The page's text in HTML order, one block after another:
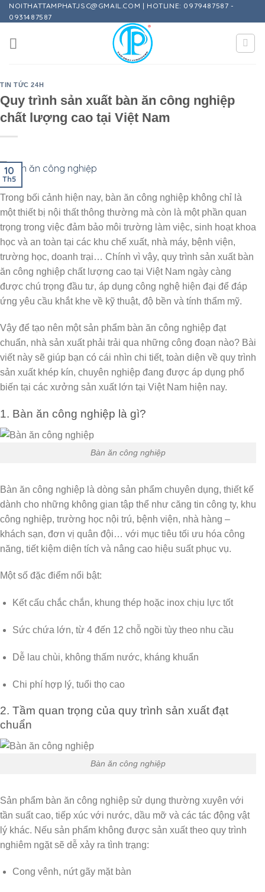
Skip
to
content
NOITHATTAMPHATJSC@GMAIL.COM | HOTLINE: 0979487587 -
0931487587
TIN TỨC 24H
Quy trình sản xuất bàn ăn công nghiệp
chất lượng cao tại Việt Nam
10
Th5
Trong bối cảnh hiện nay, bàn ăn công nghiệp không chỉ là
một thiết bị nội thất thông thường mà còn là một phần quan
trọng trong việc đảm bảo môi trường làm việc, sinh hoạt khoa
học và an toàn tại các khu chế xuất, nhà máy, bệnh viện,
trường học, doanh trại… Chính vì vậy, quy trình sản xuất bàn
ăn công nghiệp chất lượng cao tại Việt Nam ngày càng
được chú trọng đầu tư, áp dụng công nghệ hiện đại để đáp
ứng yêu cầu khắt khe về kỹ thuật, độ bền và tính thẩm mỹ.
Vậy để tạo nên một sản phẩm bàn ăn công nghiệp đạt
chuẩn, nhà sản xuất phải trải qua những công đoạn nào? Bài
viết này sẽ giúp bạn có cái nhìn chi tiết, toàn diện về quy trình
sản xuất khép kín, chuyên nghiệp đang được áp dụng phổ
biến tại các xưởng sản xuất lớn tại Việt Nam hiện nay.
1. Bàn ăn công nghiệp là gì?
Bàn ăn công nghiệp
Bàn ăn công nghiệp là dòng sản phẩm chuyên dụng, thiết kế
dành cho những không gian tập thể như căng tin công ty, khu
công nghiệp, trường học nội trú, bệnh viện, nhà hàng –
khách sạn, đơn vị quân đội… với mục tiêu tối ưu hóa công
năng, tiết kiệm diện tích và nâng cao hiệu suất phục vụ.
Một số đặc điểm nổi bật:
Kết cấu chắc chắn, khung thép hoặc inox chịu lực tốt
Sức chứa lớn, từ 4 đến 12 chỗ ngồi tùy theo nhu cầu
Dễ lau chùi, không thấm nước, kháng khuẩn
Chi phí hợp lý, tuổi thọ cao
2. Tầm quan trọng của quy trình sản xuất đạt
chuẩn
Bàn ăn công nghiệp
Sản phẩm bàn ăn công nghiệp sử dụng thường xuyên với
tần suất cao, tiếp xúc với nước, dầu mỡ và các tác động vật
lý khác. Nếu sản phẩm không được sản xuất theo quy trình
nghiêm ngặt sẽ dễ xảy ra tình trạng:
Cong vênh, nứt gãy mặt bàn